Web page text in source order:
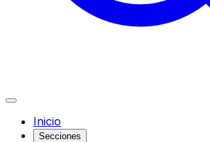
Inicio
Secciones